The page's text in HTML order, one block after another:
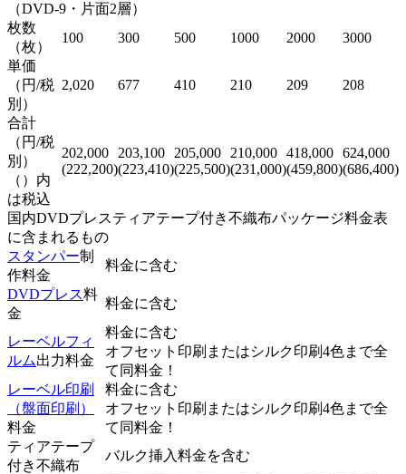
（DVD-9・片面2層）
枚数
（枚）
100 300 500 1000 2000
3000
単価
（円/税
別）
2,020 677 410 210 209 208
合計
（円/税
別）
（）内
は税込
202,000
(222,200)
203,100
(223,410)
205,000
(225,500)
210,000
(231,000)
418,000
(459,800)
624,000
(686,400)
国内DVDプレスティアテープ付き不織布パッケージ料金表
に含まれるもの
スタンパー制
作料金
料金に含む
DVDプレス料
金
料金に含む
レーベルフィ
ルム出力料金
料金に含む
オフセット印刷またはシルク印刷4色まで全
て同料金！
レーベル印刷
（盤面印刷）
料金
料金に含む
オフセット印刷またはシルク印刷4色まで全
て同料金！
ティアテープ
付き不織布
バルク挿入料金を含む